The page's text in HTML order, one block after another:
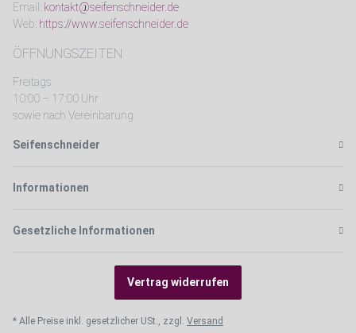
Email: kontakt@seifenschneider.de
Web: https://www.seifenschneider.de
ÖFFNUNGSZEITEN
Freitags
10:00 – 17:00 Uhr
sowie nach Vereinbarung
Seifenschneider
Informationen
Gesetzliche Informationen
Vertrag widerrufen
* Alle Preise inkl. gesetzlicher USt., zzgl. Versand